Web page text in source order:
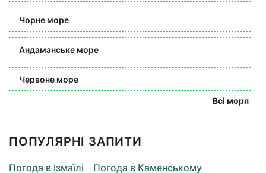
Чорне море
Андаманське море
Червоне море
Всі моря
ПОПУЛЯРНІ ЗАПИТИ
Погода в Ізмаїлі
Погода в Каменському